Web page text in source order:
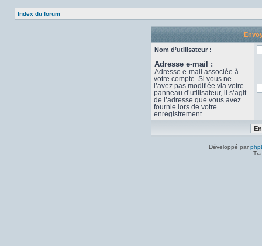
Index du forum
Nom d’utilisateur :
Adresse e-mail :
Adresse e-mail associée à
votre compte. Si vous ne
l’avez pas modifiée via votre
panneau d’utilisateur, il s’agit
de l’adresse que vous avez
fournie lors de votre
enregistrement.
Développé par